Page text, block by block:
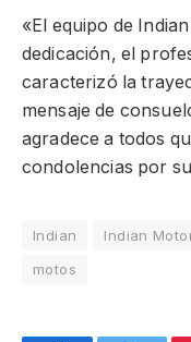
«El equipo de
dedicación, el
caracterizó la
mensaje de
agradece a todos
condolencias por
Indian Indian
motos